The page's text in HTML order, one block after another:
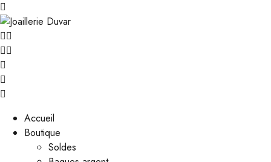
Accueil
Boutique
Soldes